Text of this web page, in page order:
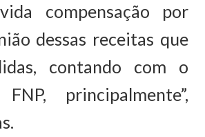
compensação por
dessas receitas que
contando com o
principalmente”,